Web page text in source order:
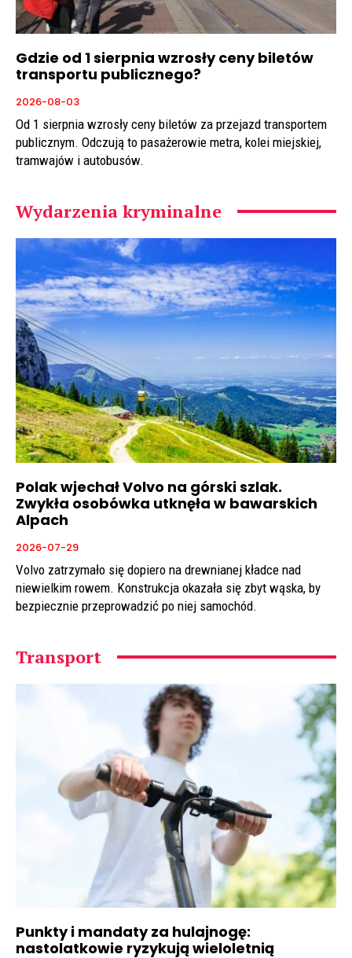
Gdzie od 1 sierpnia wzrosły ceny biletów
transportu publicznego?
2026-08-03
Od 1 sierpnia wzrosły ceny biletów za przejazd transportem
publicznym. Odczują to pasażerowie metra, kolei miejskiej,
tramwajów i autobusów.
Wydarzenia kryminalne
Polak wjechał Volvo na górski szlak.
Zwykła osobówka utknęła w bawarskich
Alpach
2026-07-29
Volvo zatrzymało się dopiero na drewnianej kładce nad
niewielkim rowem. Konstrukcja okazała się zbyt wąska, by
bezpiecznie przeprowadzić po niej samochód.
Transport
Punkty i mandaty za hulajnogę:
nastolatkowie ryzykują wieloletnią